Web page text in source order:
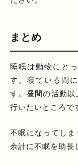
まとめ
睡眠は動物にと
す。寝ている間
す。昼間の活動
行いたいところで
不眠になってしま
余計に不眠を助長